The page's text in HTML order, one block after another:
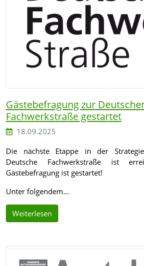
Gästebefragung zur
Fachwerkstraße gestartet
18.09.2025
Die nächste Etappe in der
Deutsche Fachwerkstraße ist
Gästebefragung ist gestartet!
Unter folgendem…
Weiterlesen